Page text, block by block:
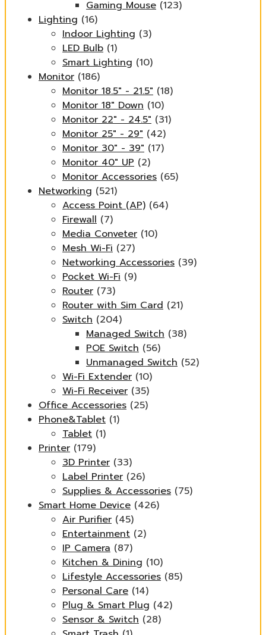
Gaming Mouse (123)
Lighting (16)
Indoor Lighting (3)
LED Bulb (1)
Smart Lighting (10)
Monitor (186)
Monitor 18.5" - 21.5" (18)
Monitor 18" Down (10)
Monitor 22" - 24.5" (31)
Monitor 25" - 29" (42)
Monitor 30" - 39" (17)
Monitor 40" UP (2)
Monitor Accessories (65)
Networking (521)
Access Point (AP) (64)
Firewall (7)
Media Conveter (10)
Mesh Wi-Fi (27)
Networking Accessories (39)
Pocket Wi-Fi (9)
Router (73)
Router with Sim Card (21)
Switch (204)
Managed Switch (38)
POE Switch (56)
Unmanaged Switch (52)
Wi-Fi Extender (10)
Wi-Fi Receiver (35)
Office Accessories (25)
Phone&Tablet (1)
Tablet (1)
Printer (179)
3D Printer (33)
Label Printer (26)
Supplies & Accessories (75)
Smart Home Device (426)
Air Purifier (45)
Entertainment (2)
IP Camera (87)
Kitchen & Dining (10)
Lifestyle Accessories (85)
Personal Care (14)
Plug & Smart Plug (42)
Sensor & Switch (28)